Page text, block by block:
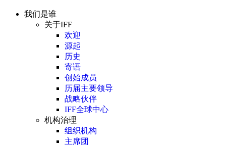
我们是谁
关于IFF
欢迎
源起
历史
寄语
创始成员
历届主要领导
战略伙伴
IFF全球中心
机构治理
组织机构
主席团